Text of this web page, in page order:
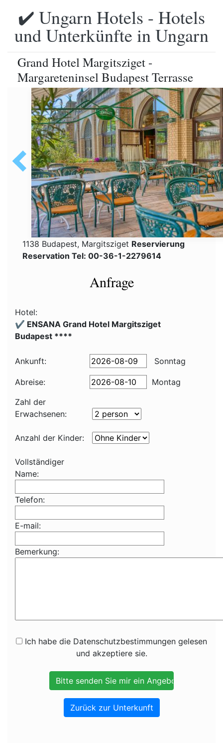
✔️ Ungarn Hotels - Hotels
und Unterkünfte in Ungarn
Grand Hotel Margitsziget -
Margareteninsel Budapest Terrasse
1138 Budapest, Margitsziget Reservierung
Reservation Tel: 00-36-1-2279614
Anfrage
Hotel:
✔️ ENSANA Grand Hotel Margitsziget
Budapest ****
Ankunft: Sonntag
Abreise:
Montag
Zahl der
Erwachsenen:
Anzahl der Kinder:
Vollständiger
Name:
Telefon:
E-mail:
Bemerkung:
Ich habe die Datenschutzbestimmungen gelesen
und akzeptiere sie.
Zurück zur Unterkunft